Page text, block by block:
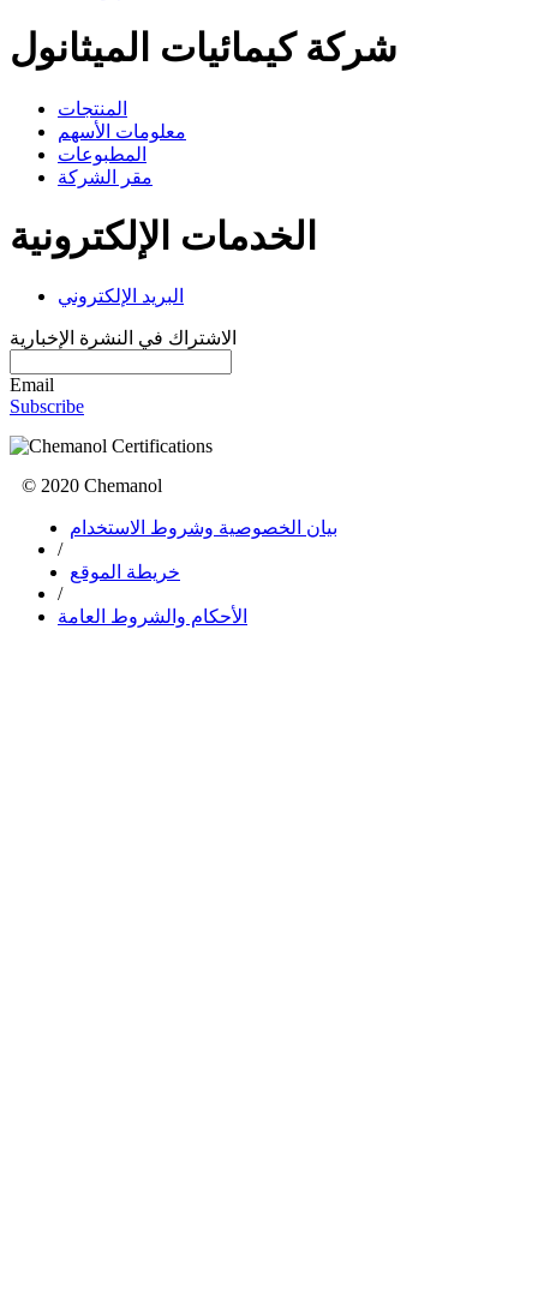
شركة كيمائيات الميثانول
المنتجات
معلومات الأسهم
المطبوعات
مقر الشركة
الخدمات الإلكترونية
البريد الإلكتروني
الاشتراك في النشرة الإخبارية
Email
Subscribe
© 2020 Chemanol
بيان الخصوصية وشروط الاستخدام
/
خريطة الموقع
/
الأحكام والشروط العامة